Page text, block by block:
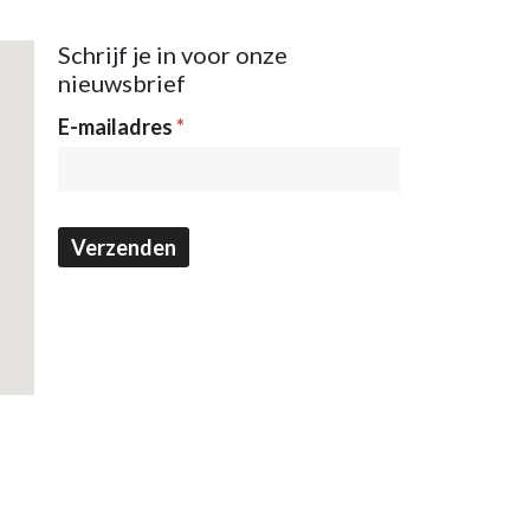
Schrijf je in voor onze
nieuwsbrief
Nieuwsbrief
E-mailadres*
Verzenden